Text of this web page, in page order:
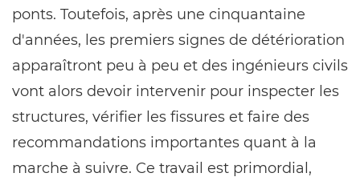
ponts. Toutefois, après une cinquantaine
d'années, les premiers signes de détérioration
apparaîtront peu à peu et des ingénieurs civils
vont alors devoir intervenir pour inspecter les
structures, vérifier les fissures et faire des
recommandations importantes quant à la
marche à suivre. Ce travail est primordial,